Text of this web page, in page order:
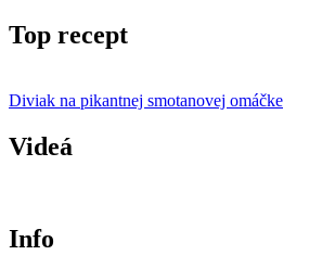
Top recept
Diviak na pikantnej smotanovej omáčke
Videá
Info